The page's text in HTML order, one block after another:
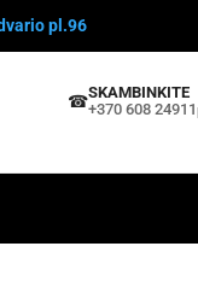
pl.96
☎SKAMBINKITE
+370 608 24911